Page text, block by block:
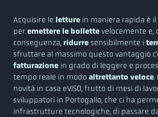
Acquisire leletture in maniera rapida è
peremettere le bollette velocemente e,
conseguenza,ridurre sensibilmente i
sfruttare al massimo questo vantaggio
fatturazione in grado di leggere e
tempo reale in modoaltrettanto veloce.
novità in casa eVISO, frutto di mesi di
sviluppatori in Portogallo, che ci ha
infrastrutture tecnologiche, di passare